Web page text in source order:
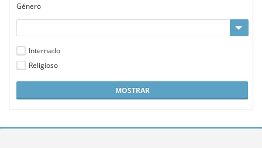
Género
Internado
Religioso
MOSTRAR